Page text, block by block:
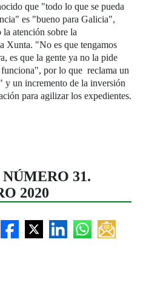
que "todo lo que se pueda
es "bueno para Galicia",
atención sobre la
Xunta. "No es que tengamos
es que la gente ya no la pide
funciona", por lo que reclama un
y un incremento de la inversión
para agilizar los expedientes.
31.
2020